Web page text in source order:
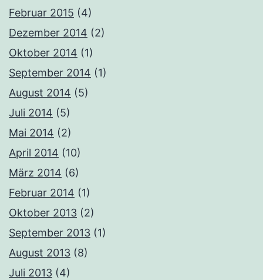
Februar 2015 (4)
Dezember 2014 (2)
Oktober 2014 (1)
September 2014 (1)
August 2014 (5)
Juli 2014 (5)
Mai 2014 (2)
April 2014 (10)
März 2014 (6)
Februar 2014 (1)
Oktober 2013 (2)
September 2013 (1)
August 2013 (8)
Juli 2013 (4)